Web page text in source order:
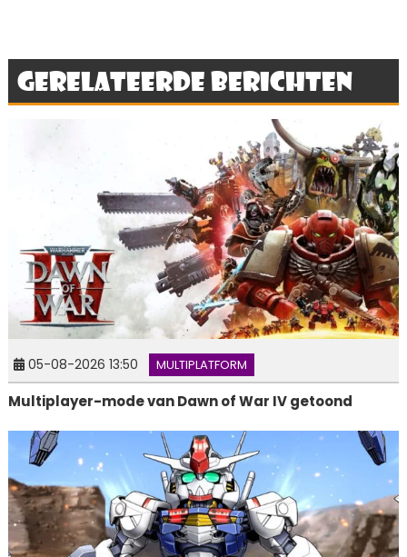
Gerelateerde berichten
05-08-2026 13:50 MULTIPLATFORM
Multiplayer-mode van Dawn of War IV getoond